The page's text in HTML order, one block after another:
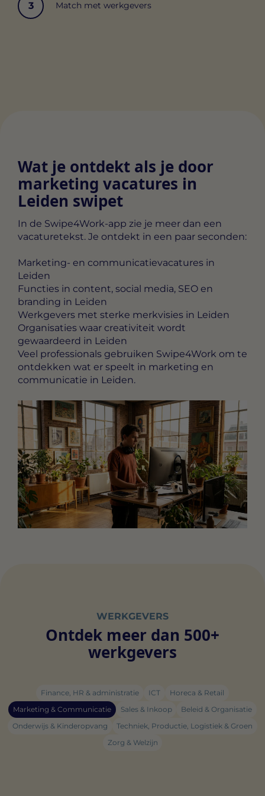
3 Match met werkgevers
Wat je ontdekt als je door
marketing vacatures in
Leiden swipet
In de Swipe4Work-app zie je meer dan een
vacaturetekst. Je ontdekt in een paar seconden:
Marketing- en communicatievacatures in
Leiden
Functies in content, social media, SEO en
branding in Leiden
Werkgevers met sterke merkvisies in Leiden
Organisaties waar creativiteit wordt
gewaardeerd in Leiden
Veel professionals gebruiken Swipe4Work om te
ontdekken wat er speelt in marketing en
communicatie in Leiden.
WERKGEVERS
Ontdek meer dan 500+
werkgevers
Finance, HR & administratie ICT
Horeca & Retail
Marketing & Communicatie
Sales & Inkoop
Beleid & Organisatie
Onderwijs & Kinderopvang
Techniek, Productie, Logistiek & Groen
Zorg & Welzijn